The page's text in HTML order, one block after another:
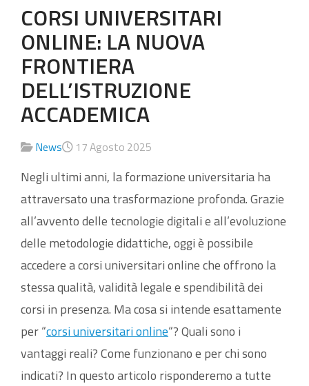
CORSI UNIVERSITARI
ONLINE: LA NUOVA
FRONTIERA
DELL’ISTRUZIONE
ACCADEMICA
News 17 Agosto 2025
Negli ultimi anni, la formazione universitaria ha
attraversato una trasformazione profonda. Grazie
all’avvento delle tecnologie digitali e all’evoluzione
delle metodologie didattiche, oggi è possibile
accedere a corsi universitari online che offrono la
stessa qualità, validità legale e spendibilità dei
corsi in presenza. Ma cosa si intende esattamente
per “corsi universitari online“? Quali sono i
vantaggi reali? Come funzionano e per chi sono
indicati? In questo articolo risponderemo a tutte